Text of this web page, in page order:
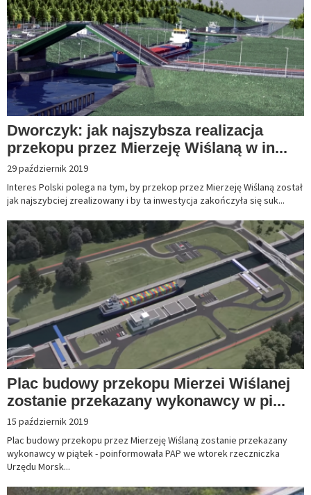
Dworczyk: jak najszybsza realizacja
przekopu przez Mierzeję Wiślaną w in...
29 październik 2019
Interes Polski polega na tym, by przekop przez Mierzeję Wiślaną został
jak najszybciej zrealizowany i by ta inwestycja zakończyła się suk...
Plac budowy przekopu Mierzei Wiślanej
zostanie przekazany wykonawcy w pi...
15 październik 2019
Plac budowy przekopu przez Mierzeję Wiślaną zostanie przekazany
wykonawcy w piątek - poinformowała PAP we wtorek rzeczniczka
Urzędu Morsk...